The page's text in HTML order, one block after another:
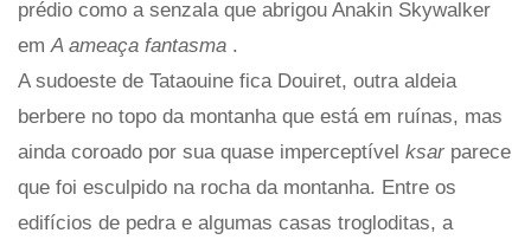
prédio como a senzala que abrigou Anakin Skywalker
emA ameaça fantasma .
A sudoeste de Tataouine fica Douiret, outra aldeia
berbere no topo da montanha que está em ruínas, mas
ainda coroado por sua quase imperceptível ksar parece
que foi esculpido na rocha da montanha. Entre os
edifícios de pedra e algumas casas trogloditas, a